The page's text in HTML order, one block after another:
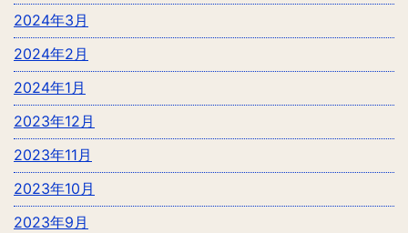
2024年3月
2024年2月
2024年1月
2023年12月
2023年11月
2023年10月
2023年9月